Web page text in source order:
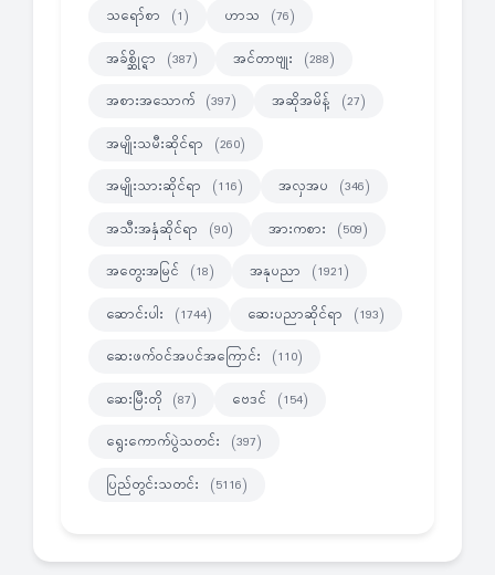
သရော်စာ (1) ဟာသ (76)
အခ်စ္ဆိုင္ရာ (387) အင်တာဗျုး (288)
အစားအသောက် (397) အဆိုအမိန့် (27)
အမျိုးသမီးဆိုင်ရာ (260)
အမျိုးသားဆိုင်ရာ (116) အလှအပ (346)
အသီးအနှံဆိုင်ရာ (90) အားကစား (509)
အတွေးအမြင် (18) အနုပညာ (1921)
ဆောင်းပါး (1744) ဆေးပညာဆိုင်ရာ (193)
ဆေးဖက်ဝင်အပင်အကြောင်း (110)
ဆေးမြီးတို (87) ဗေဒင် (154)
ရွေးကောက်ပွဲသတင်း (397)
ပြည်တွင်းသတင်း (5116)